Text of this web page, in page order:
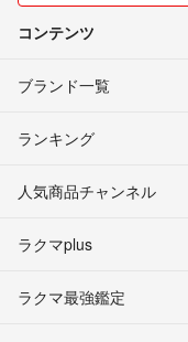
コンテンツ
ブランド一覧
ランキング
人気商品チャンネル
ラクマplus
ラクマ最強鑑定